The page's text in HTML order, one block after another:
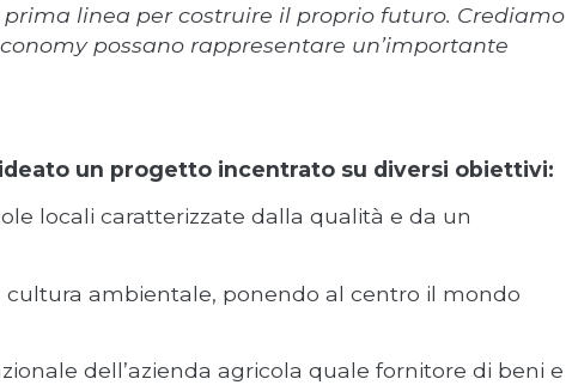
linea per costruire il proprio futuro. Crediamo
possano rappresentare un’importante
ideato un progetto incentrato su diversi obiettivi:
locali caratterizzate dalla qualità e da un
ambientale, ponendo al centro il mondo
dell’azienda agricola quale fornitore di beni e